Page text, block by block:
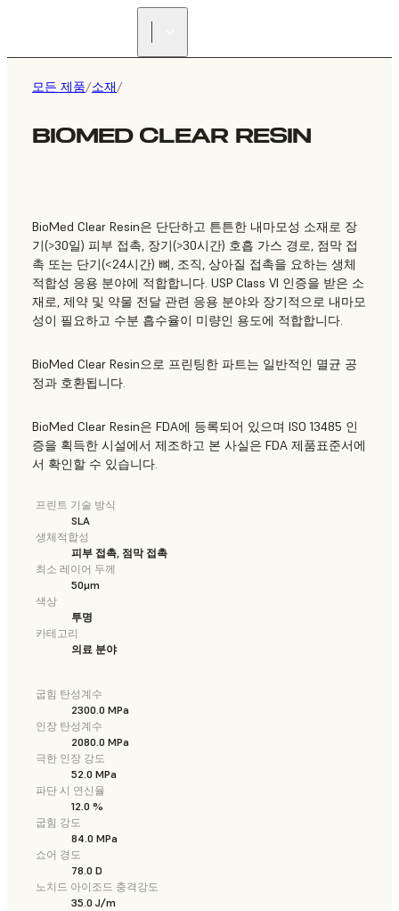
모든 제품/소재/
BIOMED CLEAR RESIN
BioMed Clear Resin은 단단하고 튼튼한 내마모성 소재로 장
기(>30일) 피부 접촉, 장기(>30시간) 호흡 가스 경로, 점막 접
촉 또는 단기(<24시간) 뼈, 조직, 상아질 접촉을 요하는 생체
적합성 응용 분야에 적합합니다. USP Class VI 인증을 받은 소
재로, 제약 및 약물 전달 관련 응용 분야와 장기적으로 내마모
성이 필요하고 수분 흡수율이 미량인 용도에 적합합니다.
BioMed Clear Resin으로 프린팅한 파트는 일반적인 멸균 공
정과 호환됩니다.
BioMed Clear Resin은 FDA에 등록되어 있으며 ISO 13485 인
증을 획득한 시설에서 제조하고 본 사실은 FDA 제품표준서에
서 확인할 수 있습니다.
프린트 기술 방식
SLA
생체적합성
피부 접촉, 점막 접촉
최소 레이어 두께
50μm
색상
투명
카테고리
의료 분야
굽힘 탄성계수
2300.0 MPa
인장 탄성계수
2080.0 MPa
극한 인장 강도
52.0 MPa
파단 시 연신율
12.0 %
굽힘 강도
84.0 MPa
쇼어 경도
78.0 D
노치드 아이조드 충격강도
35.0 J/m